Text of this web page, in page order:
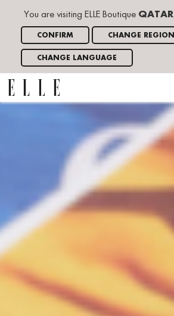
You are visiting ELLE Boutique QATAR
CONFIRM CHANGE REGION
CHANGE LANGUAGE